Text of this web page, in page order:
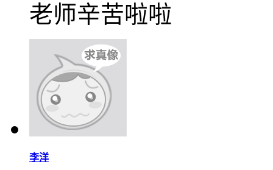
老师辛苦啦啦
李洋